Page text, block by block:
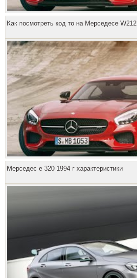
Как посмотреть код то на Мерседесе W212
Мерседес е 320 1994 г характеристики